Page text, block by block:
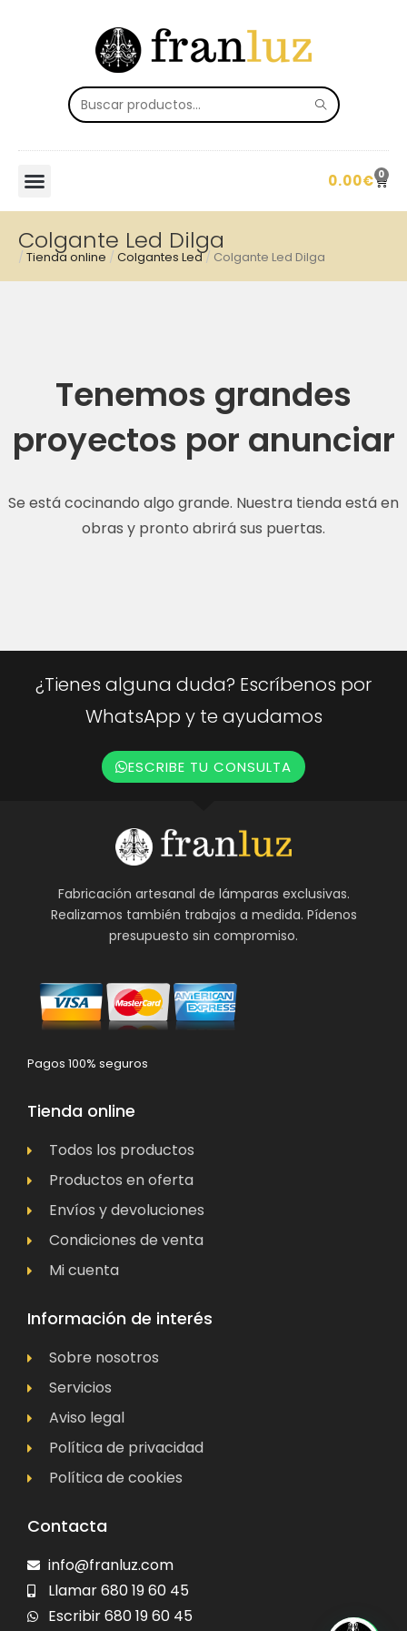
0.00€ 0
Colgante Led Dilga
/ Tienda online / Colgantes Led/ Colgante Led Dilga
Tenemos grandes
proyectos por anunciar
Se está cocinando algo grande. Nuestra tienda está en
obras y pronto abrirá sus puertas.
¿Tienes alguna duda? Escríbenos por
WhatsApp y te ayudamos
ESCRIBE TU CONSULTA
Fabricación artesanal de lámparas exclusivas.
Realizamos también trabajos a medida. Pídenos
presupuesto sin compromiso.
Pagos 100% seguros
Tienda online
Todos los productos
Productos en oferta
Envíos y devoluciones
Condiciones de venta
Mi cuenta
Información de interés
Sobre nosotros
Servicios
Aviso legal
Política de privacidad
Política de cookies
Contacta
info@franluz.com
Llamar 680 19 60 45
Escribir 680 19 60 45